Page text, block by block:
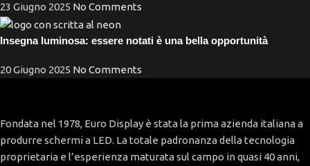
23 Giugno 2025 No Comments
Insegna luminosa: essere notati è una bella opportunità
20 Giugno 2025 No Comments
Fondata nel 1978, Euro Display è stata la prima azienda italiana a
produrre schermi a LED. La totale padronanza della tecnologia
proprietaria e l’esperienza maturata sul campo in quasi 40 anni,